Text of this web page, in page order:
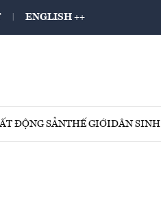
ENGLISH ++
ĐỘNG SẢNTHẾ GIỚIDÂN SINH